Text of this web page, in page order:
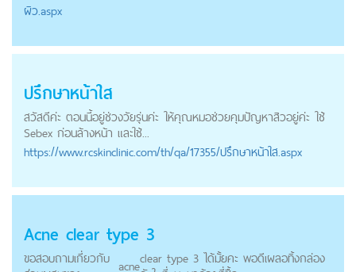
ผิว.aspx
ปรึกษาหน้าใส
สวัสดีค่ะ ตอนนี้อยู่ช่วงวัยรุ่นค่ะ ให้คุณหมอช่วยคุมปัญหาสิวอยู่ค่ะ ใช้
Sebex ก่อนล้างหน้า และใช้...
https://www.rcskinclinic.com/th/qa/17355/ปรึกษาหน้าใส.aspx
Acne clear type 3
ขอสอบถามเกี่ยวกับ acneclear type 3 ได้มั้ยคะ พอดีเผลอทิ้งกล่อง